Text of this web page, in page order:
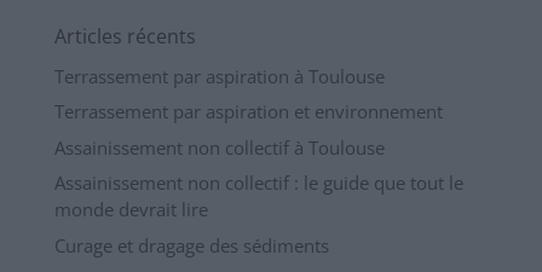
Articles récents
Terrassement par aspiration à Toulouse
Terrassement par aspiration et environnement
Assainissement non collectif à Toulouse
Assainissement non collectif : le guide que tout le
monde devrait lire
Curage et dragage des sédiments